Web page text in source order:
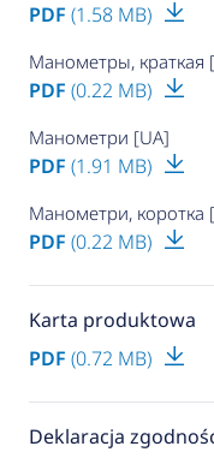
PDF (1.58 MB)
Манометры, краткая
PDF (0.22 MB)
Манометри [UA]
PDF (1.91 MB)
Манометри, коротка
PDF (0.22 MB)
Karta produktowa
PDF (0.72 MB)
Deklaracja